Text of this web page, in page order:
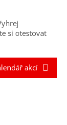
si otestovat
akcí